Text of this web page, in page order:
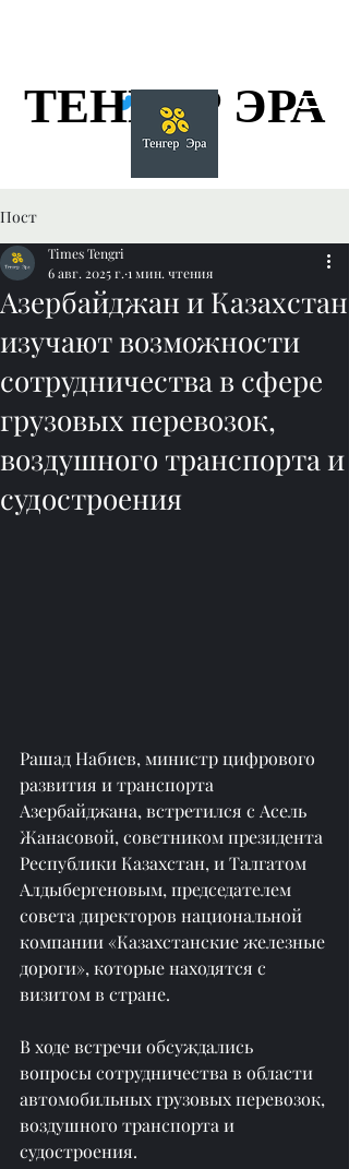
ТЕНГЕР ЭРА
ТЕНГЕР ЭРА
Пост
Азербайджан и Казахстан
изучают возможности
сотрудничества в сфере
грузовых перевозок,
воздушного транспорта и
судостроения
Times Tengri
6 авг. 2025 г. 1 мин. чтения
Рашад Набиев, министр цифрового
развития и транспорта
Азербайджана, встретился с Асель
Жанасовой, советником президента
Республики Казахстан, и Талгатом
Алдыбергеновым, председателем
совета директоров национальной
компании «Казахстанские железные
дороги», которые находятся с
визитом в стране.
В ходе встречи обсуждались
вопросы сотрудничества в области
автомобильных грузовых перевозок,
воздушного транспорта и
судостроения.